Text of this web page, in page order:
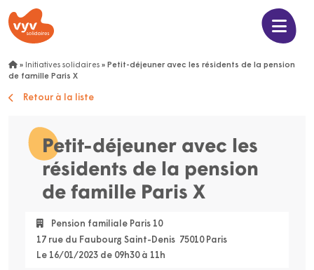
» Initiatives solidaires » Petit-déjeuner avec les résidents de la pension
de famille Paris X
Retour à la liste
Petit-déjeuner avec les
résidents de la pension
de famille Paris X
Pension familiale Paris 10
17 rue du Faubourg Saint-Denis 75010 Paris
Le 16/01/2023 de 09h30 à 11h